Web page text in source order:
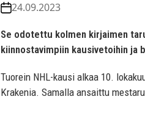
24.09.2023
Se odotettu kolmen kirjaimen
kiinnostavimpiin kausivetoihin ja
Tuorein NHL-kausi alkaa 10.
Krakenia. Samalla ansaittu